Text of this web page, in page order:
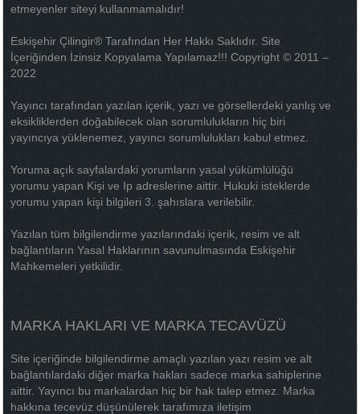
etmeyenler siteyi kullanmamalıdır!
Eskişehir Çilingir® Tarafından Her Hakkı Saklıdır. Site
İçeriğinden İzinsiz Kopyalama Yapılamaz!!! Copyright © 2011 –
2022
Yayıncı tarafından yazılan içerik, yazı ve görsellerdeki yanlış ve
eksikliklerden doğabilecek olan sorumlulukların hiç biri
yayıncıya yüklenemez, yayıncı sorumlulukları kabul etmez.
Yoruma açık sayfalardaki yorumların yasal yükümlülüğü
yorumu yapan Kişi ve Ip adreslerine aittir. Hukuki isteklerde
yorumu yapan kişi bilgileri 3. şahıslara verilebilir.
Yazılan tüm bilgilendirme yazılarındaki içerik, resim ve alt
bağlantıların Yasal Haklarının savunulmasında Eskişehir
Mahkemeleri yetkilidir.
MARKA HAKLARI VE MARKA TECAVÜZÜ
Site içeriğinde bilgilendirme amaçlı yazılan yazı resim ve alt
bağlantılardaki diğer marka hakları sadece marka sahiplerine
aittir. Yayıncı bu markalardan hiç bir hak talep etmez. Marka
hakkına tecevüz düşünülerek tarafımıza iletişim